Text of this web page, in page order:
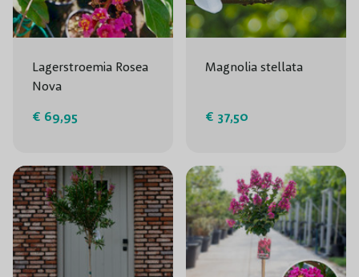
Lagerstroemia Rosea
Nova
€ 69,95
Magnolia stellata
€ 37,50